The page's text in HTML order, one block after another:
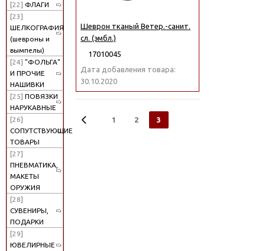
[22] ФЛАГИ
[23]
ШЕЛКОГРАФИЯ
(шевроны и
вымпелы)
[24] "ФОЛЬГА"
И ПРОЧИЕ
НАШИВКИ
[25] ПОВЯЗКИ
НАРУКАВНЫЕ
[26]
СОПУТСТВУЮЩИЕ
ТОВАРЫ
[27]
ПНЕВМАТИКА,
МАКЕТЫ
ОРУЖИЯ
[28]
СУВЕНИРЫ,
ПОДАРКИ
[29]
ЮВЕЛИРНЫЕ
Шеврон тканый Ветер.-санит.
сл. (эмбл.)
17010045
Дата добавления товара:
30.10.2020
1 2 3